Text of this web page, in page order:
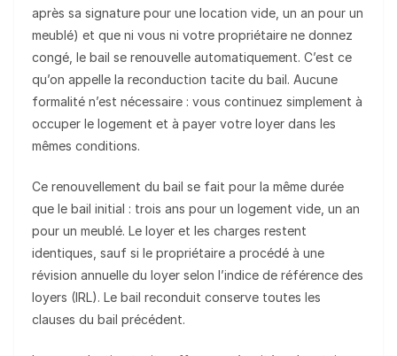
après sa signature pour une location vide, un an pour un
meublé) et que ni vous ni votre propriétaire ne donnez
congé, le bail se renouvelle automatiquement. C’est ce
qu’on appelle la reconduction tacite du bail. Aucune
formalité n’est nécessaire : vous continuez simplement à
occuper le logement et à payer votre loyer dans les
mêmes conditions.
Ce renouvellement du bail se fait pour la même durée
que le bail initial : trois ans pour un logement vide, un an
pour un meublé. Le loyer et les charges restent
identiques, sauf si le propriétaire a procédé à une
révision annuelle du loyer selon l’indice de référence des
loyers (IRL). Le bail reconduit conserve toutes les
clauses du bail précédent.